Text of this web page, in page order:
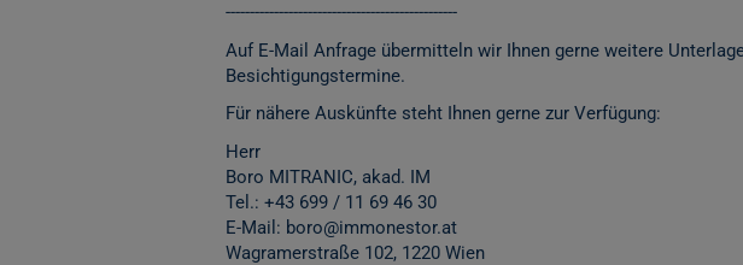
------------------------------------------------
Auf E-Mail Anfrage übermitteln wir Ihnen gerne weitere
Besichtigungstermine.
Für nähere Auskünfte steht Ihnen gerne zur Verfügung:
Herr
Boro MITRANIC, akad. IM
Tel.: +43 699 / 11 69 46 30
E-Mail: boro@immonestor.at
Wagramerstraße 102, 1220 Wien